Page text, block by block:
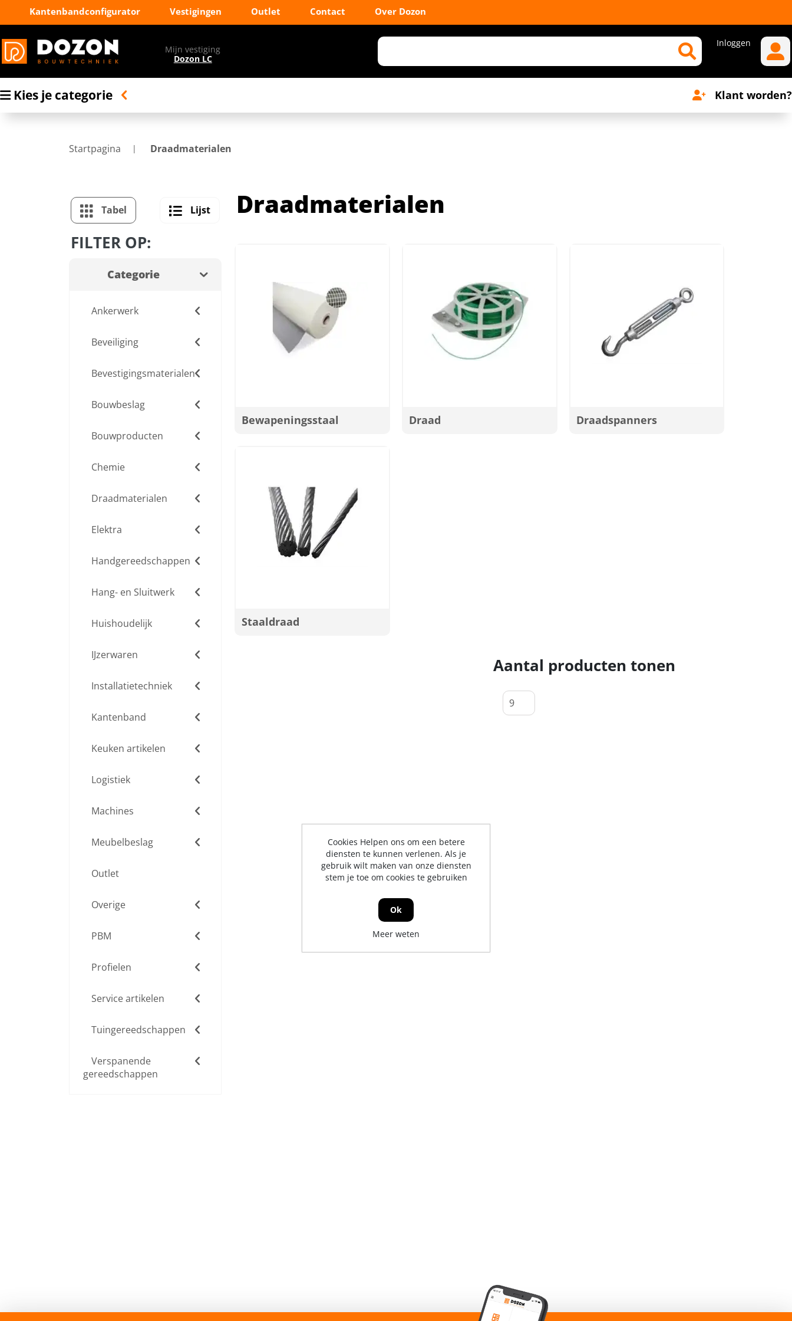
Kantenbandconfigurator Vestigingen Outlet Contact Over Dozon
Mijn vestiging
Dozon LC
Inloggen
Kies je categorie Klant worden?
Startpagina Draadmaterialen
Tabel Lijst
FILTER OP:
Categorie
Ankerwerk
Beveiliging
Bevestigingsmaterialen
Bouwbeslag
Bouwproducten
Chemie
Draadmaterialen
Elektra
Handgereedschappen
Hang- en Sluitwerk
Huishoudelijk
IJzerwaren
Installatietechniek
Kantenband
Keuken artikelen
Logistiek
Machines
Meubelbeslag
Outlet
Overige
PBM
Profielen
Service artikelen
Tuingereedschappen
Verspanende
gereedschappen
Draadmaterialen
Bewapeningsstaal Draad Draadspanners
Staaldraad
Aantal producten tonen
Cookies Helpen ons om een betere
diensten te kunnen verlenen. Als je
gebruik wilt maken van onze diensten
stem je toe om cookies te gebruiken
Ok
Meer weten